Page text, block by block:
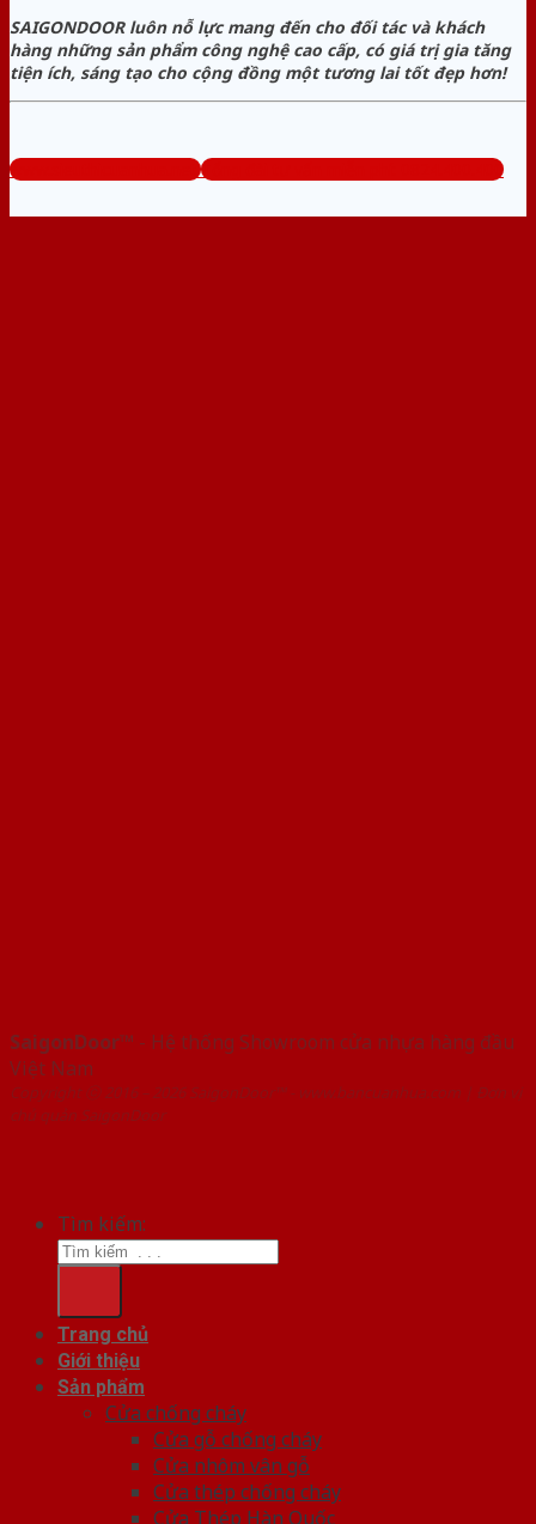
SAIGONDOOR luôn nỗ lực mang đến cho đối tác và khách
hàng những sản phẩm công nghệ cao cấp, có giá trị gia tăng
tiện ích, sáng tạo cho cộng đồng một tương lai tốt đẹp hơn!
www.sieuthicuanhua.net Tổng đài tư vấn miễn phí: 0824.400.400
SaigonDoor™ - Hệ thống Showroom cửa nhựa hàng đầu
Việt Nam
Copyright ⓒ 2016 – 2026 SaigonDoor™ - www.bancuanhua.com | Đơn vị
chủ quản SaigonDoor
Tìm kiếm:
Trang chủ
Giới thiệu
Sản phẩm
Cửa chống cháy
Cửa gỗ chống cháy
Cửa nhôm vân gỗ
Cửa thép chống cháy
Cửa Thép Hàn Quốc